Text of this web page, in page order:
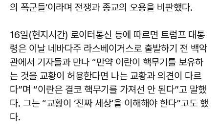
의 폭군들’이라며 전쟁과 종교의 오용을 비판했다.
16일(현지시간) 로이터통신 등에 따르면 트럼프 대통
령은 이날 네바다주 라스베이거스로 출발하기 전 백악
관에서 기자들과 만나 “만약 이란이 핵무기를 보유하
는 것을 교황이 허용한다면 나는 교황과 의견이 다르
다”며 “이란은 결코 핵무기를 가져선 안 된다”고 말했
다. 그는 “교황이 ‘진짜 세상’을 이해해야 한다”고도 했
다.